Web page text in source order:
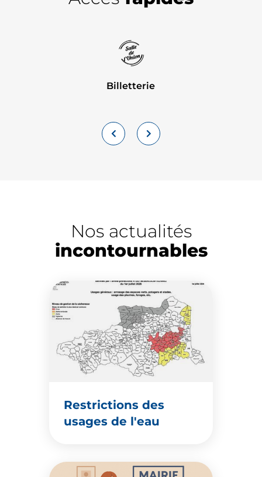
Billetterie
Nos actualités
incontournables
Restrictions des
usages de l'eau